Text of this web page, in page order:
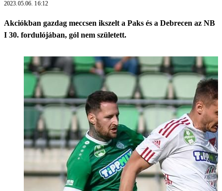
2023.05.06. 16:12
Akciókban gazdag meccsen ikszelt a Paks és a Debrecen az NB
I 30. fordulójában, gól nem született.